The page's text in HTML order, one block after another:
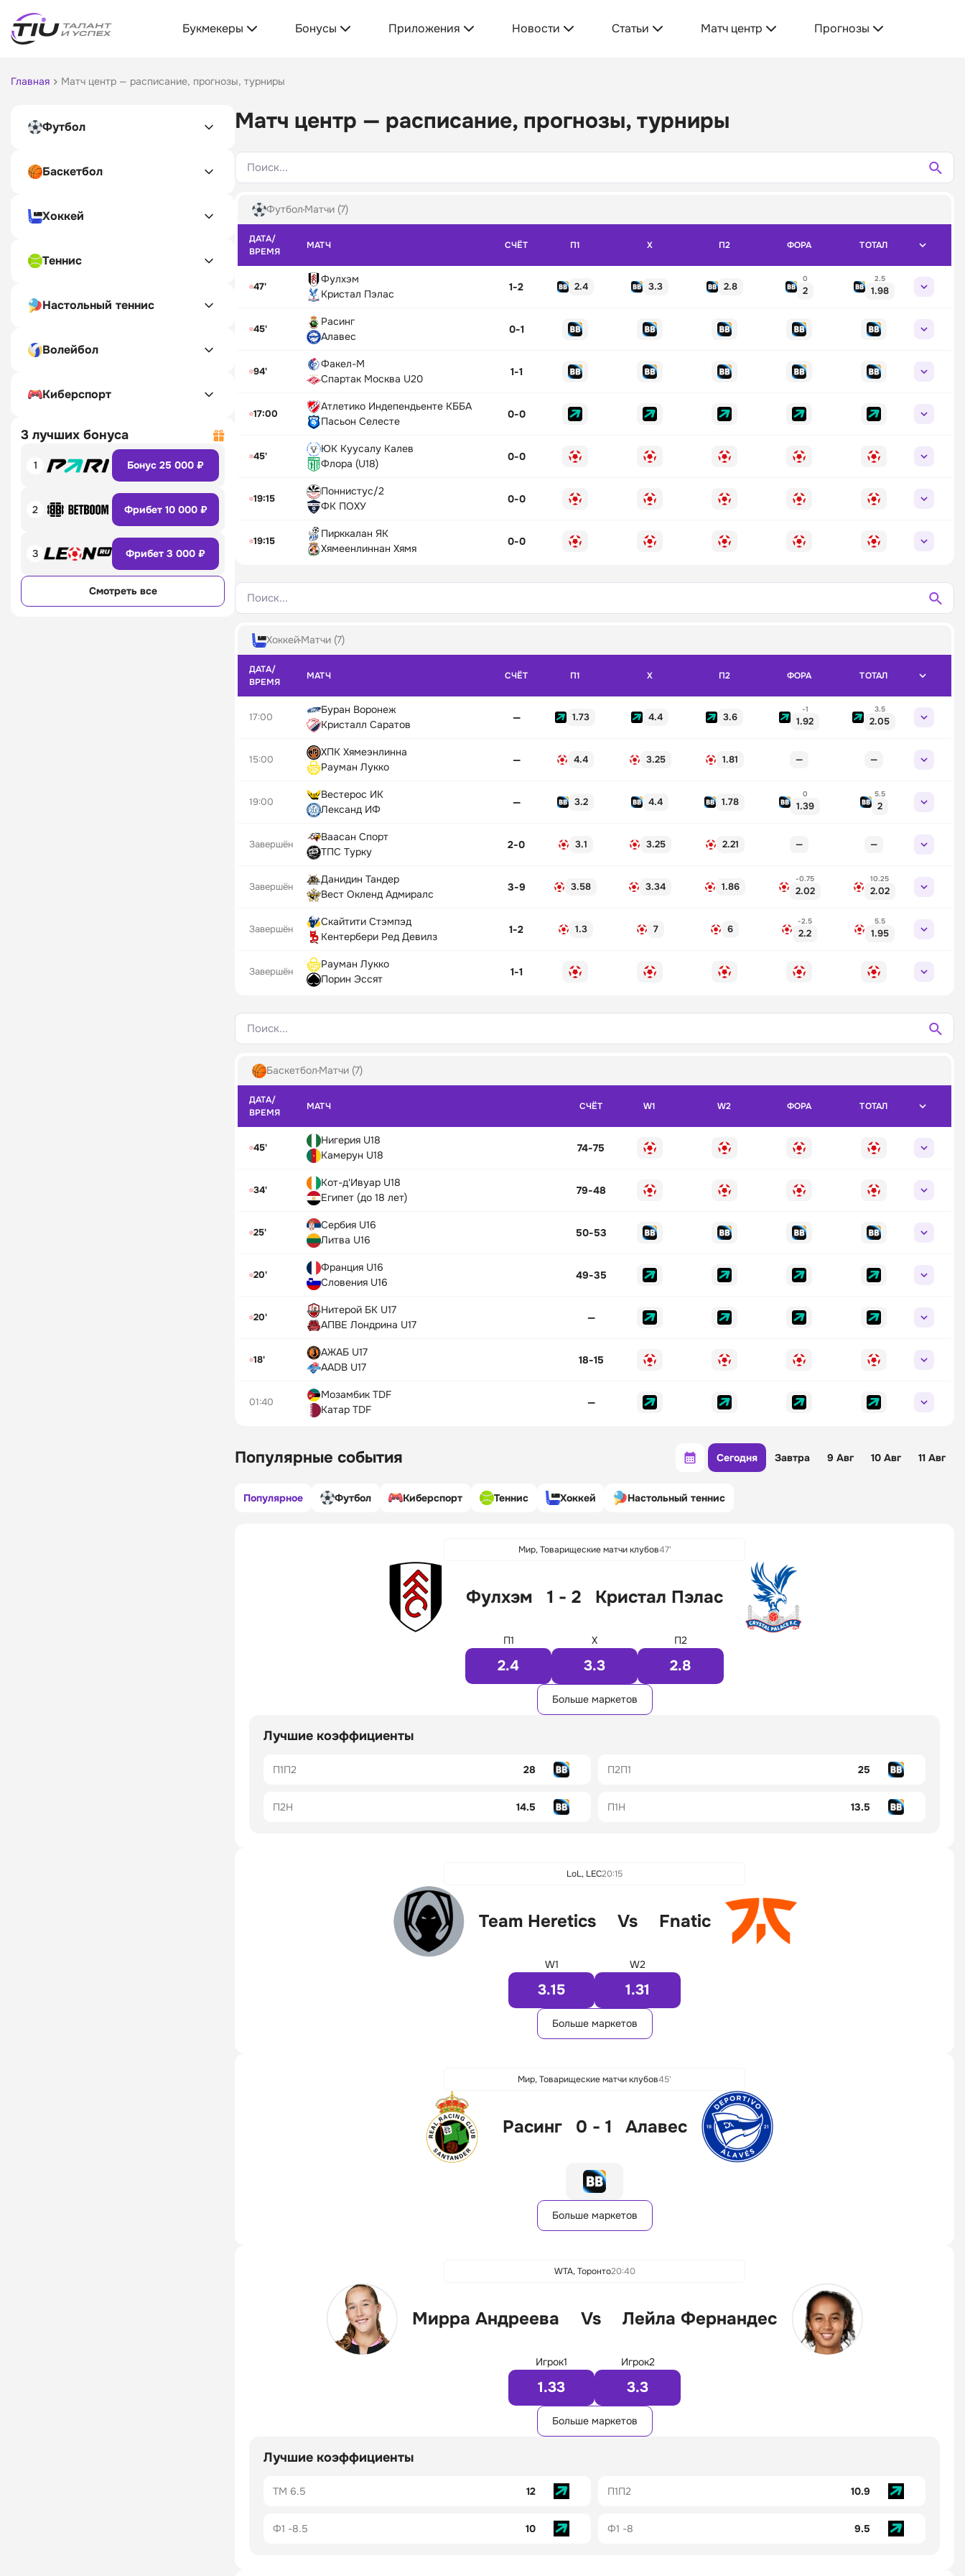
Букмекеры Бонусы Приложения Новости Статьи Матч центр Прогнозы
Главная Матч центр — расписание, прогнозы, турниры
Футбол
Баскетбол
Хоккей
Теннис
Настольный теннис
Волейбол
Киберспорт
3 лучших бонуса
1 Бонус 25 000 ₽
2 Фрибет 10 000 ₽
3 Фрибет 3 000 ₽
Смотреть все
Матч центр — расписание, прогнозы, турниры
Поиск...
Футбол Матчи (7)
ДАТА/
ВРЕМЯ
МАТЧ СЧЁТ П1 X П2 ФОРА ТОТАЛ
47'
Фулхэм
Кристал Пэлас
1-2 2.4 3.3 2.8
0
2
2.5
1.98
45'
Расинг
Алавес
0-1
94'
Факел-М
Спартак Москва U20
1-1
17:00
Атлетико Индепендьенте КББА
Пасьон Селесте
0-0
45'
ЮК Куусалу Калев
Флора (U18)
0-0
19:15
Поннистус/2
ФК ПОХУ
0-0
19:15
Пирккалан ЯК
Хямеенлиннан Хямя
0-0
Поиск...
ХоккейМатчи (7)
ДАТА/
ВРЕМЯ
МАТЧ СЧЁТ П1 X П2 ФОРА ТОТАЛ
17:00
Буран Воронеж
Кристалл Саратов
— 1.73 4.4 3.6
-1
1.92
3.5
2.05
15:00
ХПК Хямеэнлинна
Рауман Лукко
— 4.4 3.25 1.81 — —
19:00
Вестерос ИК
Лександ ИФ
— 3.2 4.4 1.78
0
1.39
5.5
2
Завершён
Ваасан Спорт
ТПС Турку
2-0 3.1 3.25 2.21 — —
Завершён
Данидин Тандер
Вест Окленд Адмиралс
3-9 3.58 3.34 1.86
-0.75
2.02
10.25
2.02
Завершён
Скайтити Стэмпэд
Кентербери Ред Девилз
1-2 1.3 7 6
-2.5
2.2
5.5
1.95
Завершён
Рауман Лукко
Порин Эссят
1-1
Поиск...
Баскетбол Матчи (7)
ДАТА/
ВРЕМЯ
МАТЧ СЧЁТ W1 W2 ФОРА ТОТАЛ
45'
Нигерия U18
Камерун U18
74-75
34'
Кот-д'Ивуар U18
Египет (до 18 лет)
79-48
25'
Сербия U16
Литва U16
50-53
20'
Франция U16
Словения U16
49-35
20'
Нитерой БК U17
АПВЕ Лондрина U17
—
18'
АЖАБ U17
AADB U17
18-15
01:40
Мозамбик TDF
Катар TDF
—
Популярные события Сегодня Завтра 9 Авг 10 Авг 11 Авг
Популярное Футбол Киберспорт Теннис Хоккей Настольный теннис
Мир, Товарищеские матчи клубов47'
Фулхэм 1 - 2 Кристал Пэлас
П1
2.4
X
3.3
П2
2.8
Больше маркетов
Лучшие коэффициенты
П1П2 28 П2П1 25
П2Н 14.5 П1Н 13.5
LoL, LEC20:15
Team Heretics Vs Fnatic
W1
3.15
W2
1.31
Больше маркетов
Мир, Товарищеские матчи клубов45'
Расинг 0 - 1 Алавес
Больше маркетов
WTA, Торонто20:40
Мирра Андреева Vs Лейла Фернандес
Игрок1
1.33
Игрок2
3.3
Больше маркетов
Лучшие коэффициенты
ТМ 6.5 12 П1П2 10.9
Ф1 -8.5 10 Ф1 -8 9.5